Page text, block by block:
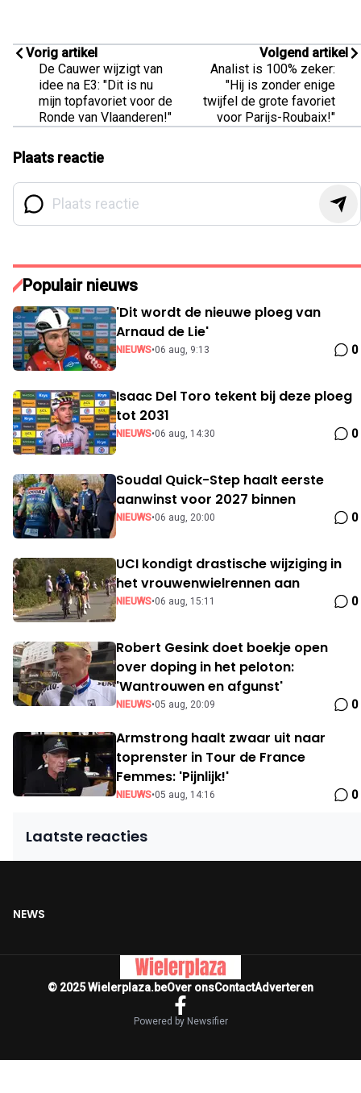
Vorig artikel
De Cauwer wijzigt van
idee na E3: "Dit is nu
mijn topfavoriet voor de
Ronde van Vlaanderen!"
Volgend artikel
Analist is 100% zeker:
"Hij is zonder enige
twijfel de grote favoriet
voor Parijs-Roubaix!"
Plaats reactie
Populair nieuws
'Dit wordt de nieuwe ploeg van
Arnaud de Lie'
NIEUWS•06 aug, 9:13 0
Isaac Del Toro tekent bij deze ploeg
tot 2031
NIEUWS•06 aug, 14:30 0
Soudal Quick-Step haalt eerste
aanwinst voor 2027 binnen
NIEUWS•06 aug, 20:00 0
UCI kondigt drastische wijziging in
het vrouwenwielrennen aan
NIEUWS•06 aug, 15:11 0
Robert Gesink doet boekje open
over doping in het peloton:
'Wantrouwen en afgunst'
NIEUWS•05 aug, 20:09 0
Armstrong haalt zwaar uit naar
toprenster in Tour de France
Femmes: 'Pijnlijk!'
NIEUWS•05 aug, 14:16 0
Laatste reacties
NEWS
© 2025 Wielerplaza.beOver onsContactAdverteren
Powered by Newsifier